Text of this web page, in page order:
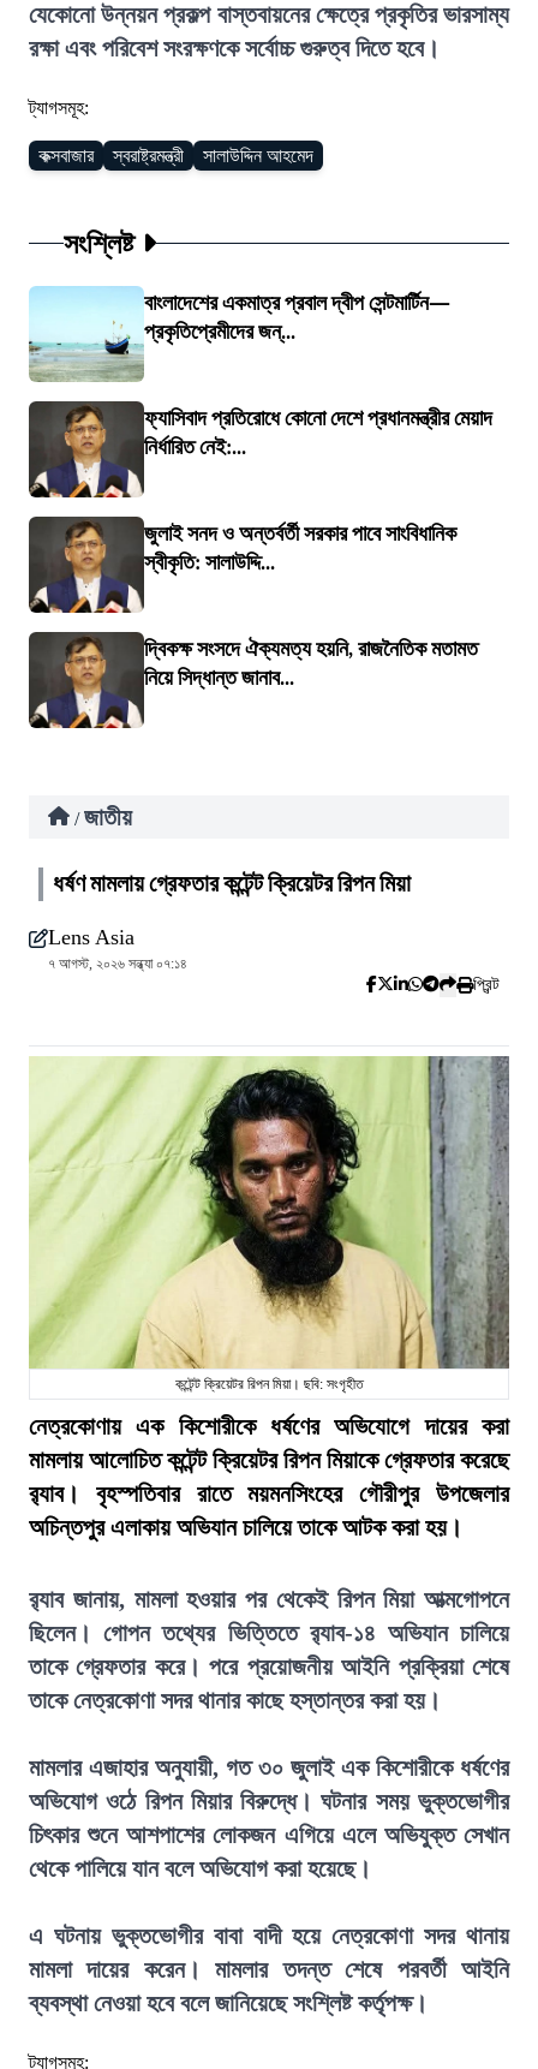
যেকোনো উন্নয়ন প্রকল্প বাস্তবায়নের ক্ষেত্রে প্রকৃতির ভারসাম্য
রক্ষা এবং পরিবেশ সংরক্ষণকে সর্বোচ্চ গুরুত্ব দিতে হবে।
ট্যাগসমূহ:
কক্সবাজার স্বরাষ্ট্রমন্ত্রী সালাউদ্দিন আহমেদ
সংশ্লিষ্ট
বাংলাদেশের একমাত্র প্রবাল দ্বীপ সেন্টমার্টিন—
প্রকৃতিপ্রেমীদের জন্...
ফ্যাসিবাদ প্রতিরোধে কোনো দেশে প্রধানমন্ত্রীর মেয়াদ
নির্ধারিত নেই:...
জুলাই সনদ ও অন্তর্বর্তী সরকার পাবে সাংবিধানিক
স্বীকৃতি: সালাউদ্দি...
দ্বিকক্ষ সংসদে ঐক্যমত্য হয়নি, রাজনৈতিক মতামত
নিয়ে সিদ্ধান্ত জানাব...
/ জাতীয়
ধর্ষণ মামলায় গ্রেফতার কন্টেন্ট ক্রিয়েটর রিপন মিয়া
Lens Asia
৭ আগস্ট, ২০২৬ সন্ধ্যা ০৭:১৪
প্রিন্ট
কন্টেন্ট ক্রিয়েটর রিপন মিয়া। ছবি: সংগৃহীত
নেত্রকোণায় এক কিশোরীকে ধর্ষণের অভিযোগে দায়ের করা
মামলায় আলোচিত কন্টেন্ট ক্রিয়েটর রিপন মিয়াকে গ্রেফতার করেছে
র‍্যাব। বৃহস্পতিবার রাতে ময়মনসিংহের গৌরীপুর উপজেলার
অচিন্তপুর এলাকায় অভিযান চালিয়ে তাকে আটক করা হয়।
র‍্যাব জানায়, মামলা হওয়ার পর থেকেই রিপন মিয়া আত্মগোপনে
ছিলেন। গোপন তথ্যের ভিত্তিতে র‍্যাব-১৪ অভিযান চালিয়ে
তাকে গ্রেফতার করে। পরে প্রয়োজনীয় আইনি প্রক্রিয়া শেষে
তাকে নেত্রকোণা সদর থানার কাছে হস্তান্তর করা হয়।
মামলার এজাহার অনুযায়ী, গত ৩০ জুলাই এক কিশোরীকে ধর্ষণের
অভিযোগ ওঠে রিপন মিয়ার বিরুদ্ধে। ঘটনার সময় ভুক্তভোগীর
চিৎকার শুনে আশপাশের লোকজন এগিয়ে এলে অভিযুক্ত সেখান
থেকে পালিয়ে যান বলে অভিযোগ করা হয়েছে।
এ ঘটনায় ভুক্তভোগীর বাবা বাদী হয়ে নেত্রকোণা সদর থানায়
মামলা দায়ের করেন। মামলার তদন্ত শেষে পরবর্তী আইনি
ব্যবস্থা নেওয়া হবে বলে জানিয়েছে সংশ্লিষ্ট কর্তৃপক্ষ।
ট্যাগসমূহ: